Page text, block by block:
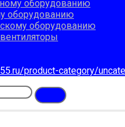
оборудованию
оборудованию
оборудованию
product-category/